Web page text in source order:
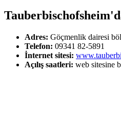
Adres: Göçmenlik dairesi
Telefon: 09341 82-5891
İnternet sitesi:
Açılış saatleri: web sitesine